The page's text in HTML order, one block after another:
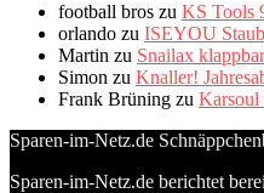
football bros zu KS Tools
orlando zu ISEYOU
Martin zu Snailax
Simon zu Knaller!
Frank Brüning zu Karsoul
Sparen-im-Netz.de
Sparen-im-Netz.de berichtet